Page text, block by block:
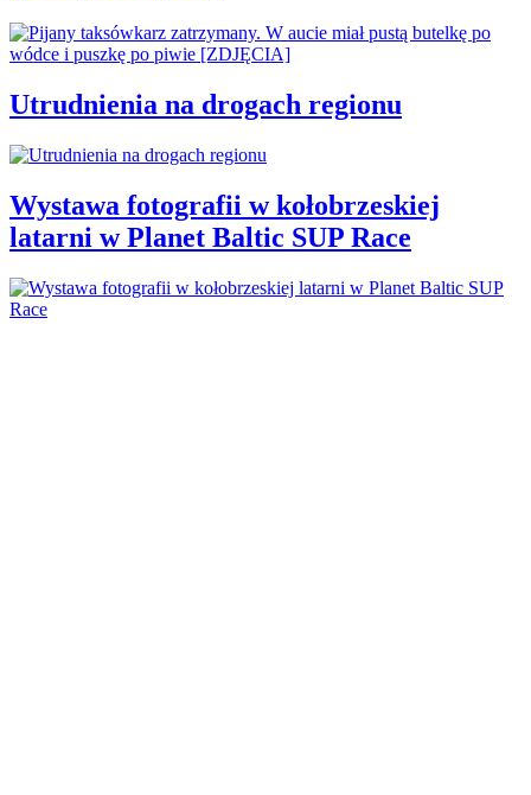
Utrudnienia na drogach regionu
Wystawa fotografii w kołobrzeskiej
latarni w Planet Baltic SUP Race